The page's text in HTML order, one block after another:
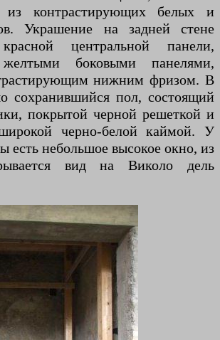
из контрастирующих белых и
Украшение на задней стене
центральной панели,
боковыми панелями,
нижним фризом. В
сохранившийся пол, состоящий
покрытой черной решеткой и
черно-белой каймой. У
есть небольшое высокое окно, из
вид на Виколо дель